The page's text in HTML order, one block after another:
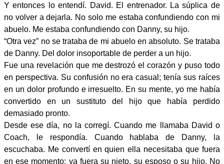
Y entonces lo entendí. David. El entrenador. La súplica de
no volver a dejarla. No solo me estaba confundiendo con mi
abuelo. Me estaba confundiendo con Danny, su hijo.
“Otra vez” no se trataba de mi abuelo en absoluto. Se trataba
de Danny. Del dolor insoportable de perder a un hijo.
Fue una revelación que me destrozó el corazón y puso todo
en perspectiva. Su confusión no era casual; tenía sus raíces
en un dolor profundo e irresuelto. En su mente, yo me había
convertido en un sustituto del hijo que había perdido
demasiado pronto.
Desde ese día, no la corregí. Cuando me llamaba David o
Coach, le respondía. Cuando hablaba de Danny, la
escuchaba. Me convertí en quien ella necesitaba que fuera
en ese momento: ya fuera su nieto, su esposo o su hijo. No